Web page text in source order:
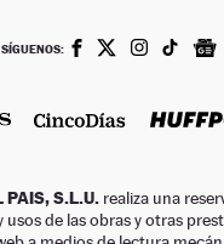
SÍGUENOS:
PAIS, S.L.U. realiza una
de las obras y otras